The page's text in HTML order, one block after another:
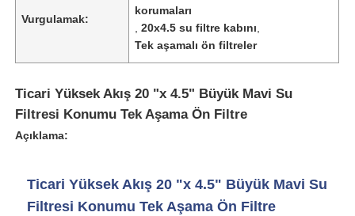
Hakkımızda
Vurgulamak:
korumaları
,20x4.5 su filtre kabını
Tek aşamalı ön filtreler
Ticari Yüksek Akış 20 "x 4.5" Büyük Mavi Su
Filtresi Konumu Tek Aşama Ön Filtre
Açıklama:
Ticari Yüksek Akış 20 "x 4.5" Büyük Mavi Su
Filtresi Konumu Tek Aşama Ön Filtre